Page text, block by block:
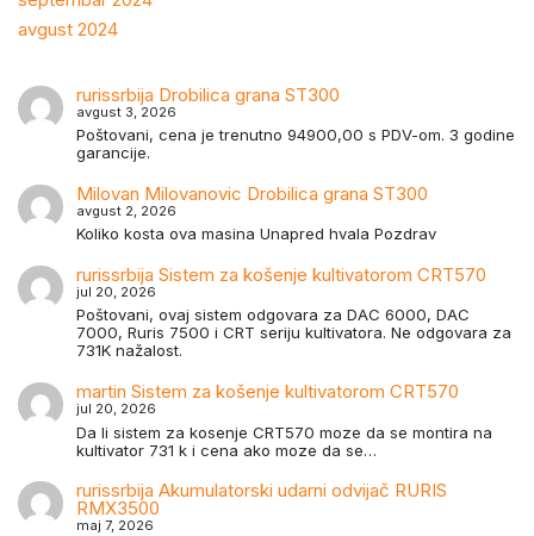
avgust 2024
rurissrbija Drobilica grana ST300
avgust 3, 2026
Poštovani, cena je trenutno 94900,00 s PDV-om. 3 godine
garancije.
Milovan Milovanovic Drobilica grana ST300
avgust 2, 2026
Koliko kosta ova masina Unapred hvala Pozdrav
rurissrbija Sistem za košenje kultivatorom CRT570
jul 20, 2026
Poštovani, ovaj sistem odgovara za DAC 6000, DAC
7000, Ruris 7500 i CRT seriju kultivatora. Ne odgovara za
731K nažalost.
martin Sistem za košenje kultivatorom CRT570
jul 20, 2026
Da li sistem za kosenje CRT570 moze da se montira na
kultivator 731 k i cena ako moze da se…
rurissrbija Akumulatorski udarni odvijač RURIS
RMX3500
maj 7, 2026